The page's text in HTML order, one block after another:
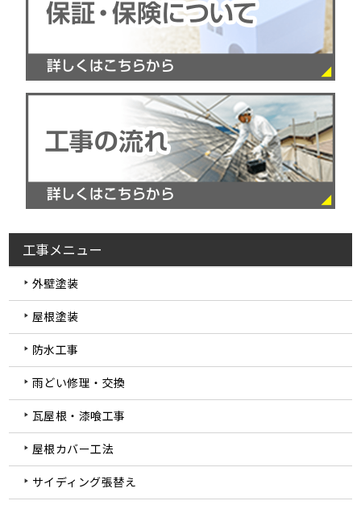
工事メニュー
外壁塗装
屋根塗装
防水工事
雨どい修理・交換
瓦屋根・漆喰工事
屋根カバー工法
サイディング張替え